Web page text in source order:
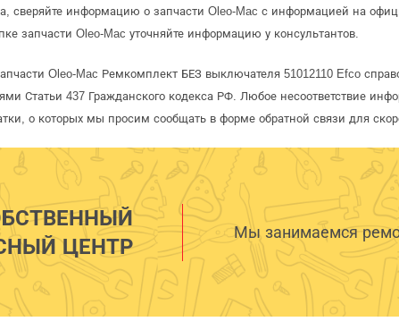
сверяйте информацию о запчасти Oleo-Mac с информацией на
запчасти Oleo-Mac уточняйте информацию у консультантов.
Oleo-Mac Ремкомплект БЕЗ выключателя 51012110 Efco
Статьи 437 Гражданского кодекса РФ. Любое несоответствие
о которых мы просим сообщать в форме обратной связи для
ЦЕНТР
Мы занимаемся